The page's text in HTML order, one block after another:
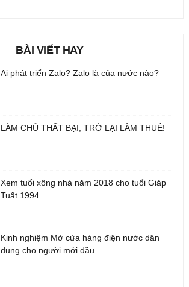
BÀI VIẾT HAY
Ai phát triển Zalo? Zalo là của nước nào?
LÀM CHỦ THẤT BẠI, TRỞ LẠI LÀM THUÊ!
Xem tuổi xông nhà năm 2018 cho tuổi Giáp
Tuất 1994
Kinh nghiệm Mở cửa hàng điện nước dân
dụng cho người mới đầu